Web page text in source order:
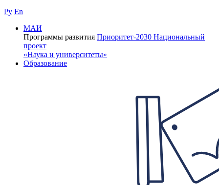
Ру En
МАИ
Программы развития Приоритет-2030 Национальный
проект
«Наука и университеты»
Образование